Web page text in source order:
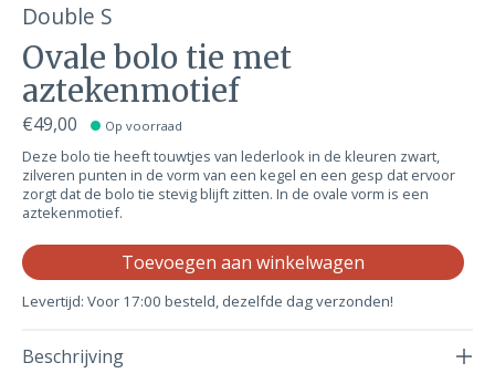
Double S
Ovale bolo tie met
aztekenmotief
€49,00 Op voorraad
Deze bolo tie heeft touwtjes van lederlook in de kleuren zwart,
zilveren punten in de vorm van een kegel en een gesp dat ervoor
zorgt dat de bolo tie stevig blijft zitten. In de ovale vorm is een
aztekenmotief.
Toevoegen aan winkelwagen
Levertijd: Voor 17:00 besteld, dezelfde dag verzonden!
Beschrijving